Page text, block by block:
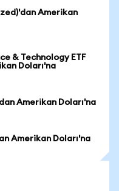
Amerikan
& Technology ETF
Doları'na
Amerikan Doları'na
Amerikan Doları'na